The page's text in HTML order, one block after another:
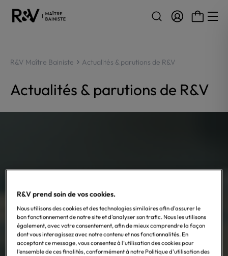
R&V Maître Bainiste Actualités & parutions de R&V
Actualités & parutions de R&V
R&V prend soin de vos cookies.
Nous utilisons des cookies et des technologies similaires afin d'assurer le
bon fonctionnement de notre site et d'analyser son trafic. Nous les utilisons
également, avec votre consentement, afin de mieux comprendre la façon
dont vous interagissez avec notre contenu et nos fonctionnalités. En
acceptant ce message, vous consentez à l’utilisation des cookies pour
l’ensemble de ces finalités, conformément à notre Politique d'utilisation des